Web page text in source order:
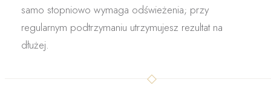
samo stopniowo wymaga odświeżenia; przy
regularnym podtrzymaniu utrzymujesz rezultat na
dłużej.